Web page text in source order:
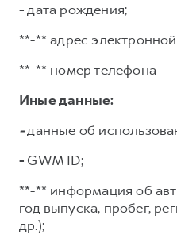
-дата рождения;
**-** адрес
**-** номер телефона
Иные данные:
-данные об
- GWM ID;
**-** информация об
год выпуска, пробег,
др.);